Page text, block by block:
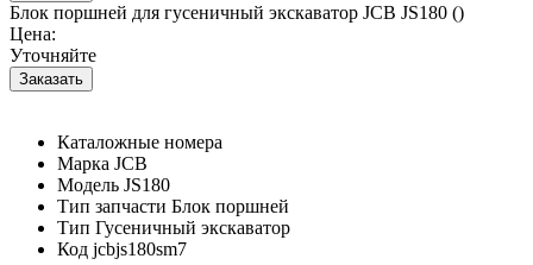
Блок поршней для гусеничный экскаватор JCB JS180 ()
Цена:
Уточняйте
Каталожные номера
Марка JCB
Модель JS180
Тип запчасти Блок поршней
Тип Гусеничный экскаватор
Код jcbjs180sm7